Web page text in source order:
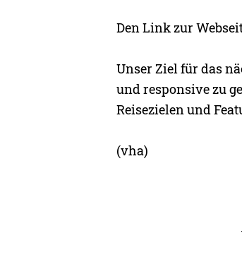
Den Link zur
Unser Ziel für das
und responsive zu
Reisezielen und
(vha)